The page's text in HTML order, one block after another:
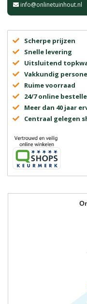
info@onlinetuinhout.nl
Scherpe prijzen
Snelle levering
Uitsluitend
Vakkundig
Ruime voorraad
24/7 online
Meer dan 40 jaar
Centraal gelegen